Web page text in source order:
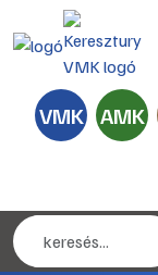
VMK AMK